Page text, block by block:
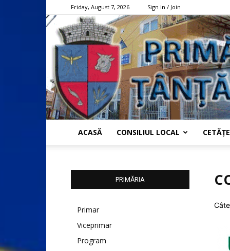
Friday, August 7, 2026 Sign in / Join
ACASĂ CONSILIUL LOCAL
PRIMĂRIA
Primar
Viceprimar
Program